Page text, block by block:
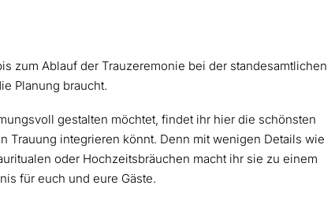
zum Ablauf der Trauzeremonie bei der standesamtlichen
Planung braucht.
gestalten möchtet, findet ihr hier die schönsten
Trauung integrieren könnt. Denn mit wenigen Details wie
oder Hochzeitsbräuchen macht ihr sie zu einem
für euch und eure Gäste.